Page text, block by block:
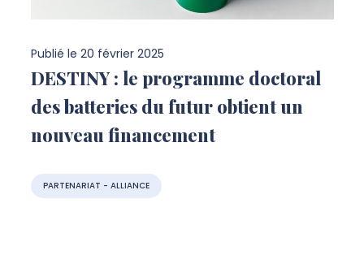
Publié le 20 février 2025
DESTINY : le programme doctoral
des batteries du futur obtient un
nouveau financement
PARTENARIAT - ALLIANCE